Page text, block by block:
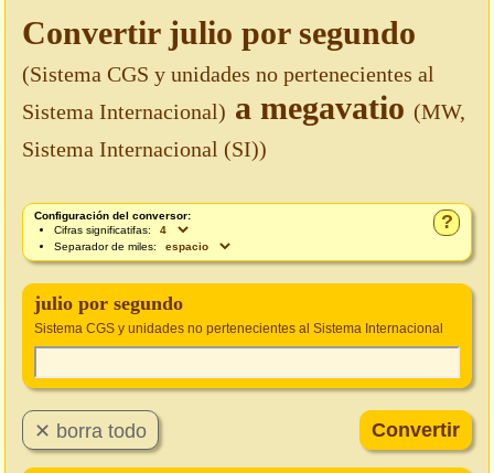
Convertir julio por segundo
(Sistema CGS y unidades no pertenecientes al
Sistema Internacional) a megavatio (MW,
Sistema Internacional (SI))
?
Configuración del conversor:
Cifras significatifas:
Separador de miles:
julio por segundo
Sistema CGS y unidades no pertenecientes al Sistema Internacional